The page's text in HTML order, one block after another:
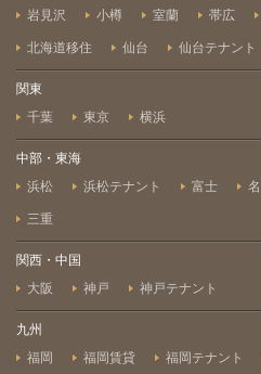
岩見沢 小樽 室蘭 帯広
北海道移住 仙台 仙台テナント
関東
千葉
東京 横浜
中部・東海
浜松
浜松テナント 富士
三重
関西・中国
大阪
神戸 神戸テナント
九州
福岡
福岡賃貸 福岡テナント